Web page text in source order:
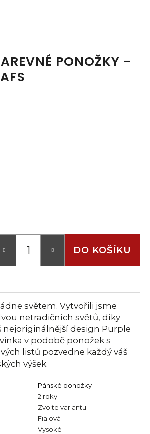
PONOŽKY -
DO KOŠÍKU
světem. Vytvořili jsme
netradičních světů, díky
nejoriginálnější design Purple
v podobě ponožek s
listů pozvedne každý váš
výšek.
Pánské ponožky
2 roky
Zvolte variantu
Fialová
Vysoké